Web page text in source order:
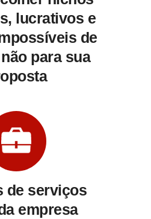
lucrativos e
de
para sua
de serviços
empresa